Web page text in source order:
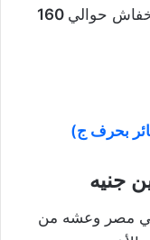
حوالي 160
بحرف ج)
مصر وعشه من